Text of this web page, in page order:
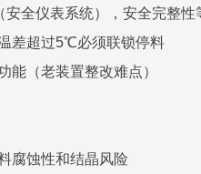
全仪表系统），安全完整性
差超过5℃必须联锁停料
能（老装置整改难点）
腐蚀性和结晶风险